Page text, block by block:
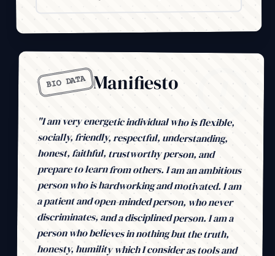
BIO DATA Manifiesto
"I am very energetic individual who is flexible,
socially, friendly, respectful, understanding,
honest, faithful, trustworthy person, and
prepare to learn from others. I am an ambitious
person who is hardworking and motivated. I am
a patient and open-minded person, who never
discriminates, and a disciplined person. I am a
person who believes in nothing but the truth,
honesty, humility which I consider as tools and
keys to a fruitful friendship or relationship. I
have a good sense of humor and a true loving
heart. I am a very simple person and easy going;